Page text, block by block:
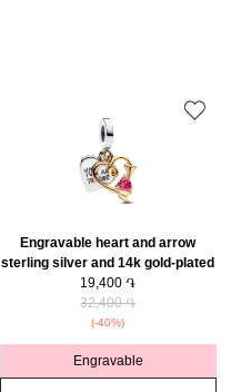
Engravable heart and arrow
sterling silver and 14k gold-plated
double dangle with red cubic
zirconia/ 763622C01
19,400 ֏
32,400 ֏
(-40%)
Engravable